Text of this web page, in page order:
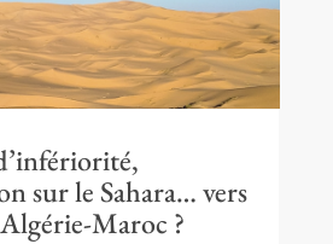
sur le Sahara… vers
Maroc ?